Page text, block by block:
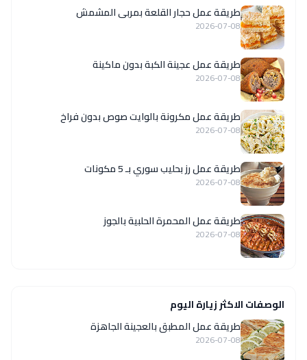
طريقة عمل حجار القلعة بمربى المشمش
2026-07-08
طريقة عمل عجينة الكبة بدون ماكينة
2026-07-08
طريقة عمل مكرونة بالوايت صوص بدون فراخ
2026-07-08
طريقة عمل رز بحليب سوري بـ 5 مكونات
2026-07-08
طريقة عمل المحمرة الحلبية بالجوز
2026-07-08
الوصفات الاكثر زيارة اليوم
طريقة عمل المطبق بالعجينة الجاهزة
2026-07-08